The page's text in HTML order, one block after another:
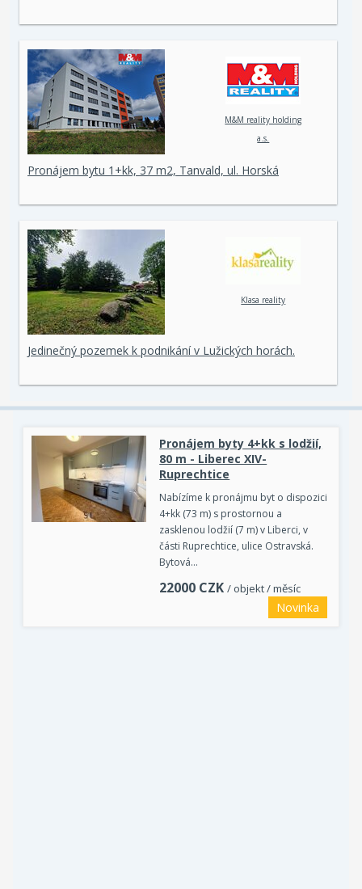
M&M reality holding
a.s.
Pronájem bytu 1+kk, 37 m2, Tanvald, ul. Horská
Klasa reality
Jedinečný pozemek k podnikání v Lužických horách.
Pronájem byty 4+kk s lodžií,
80 m - Liberec XIV-
Ruprechtice
Nabízíme k pronájmu byt o dispozici
4+kk (73 m) s prostornou a
zasklenou lodžií (7 m) v Liberci, v
části Ruprechtice, ulice Ostravská.
Bytová…
22000 CZK / objekt / měsíc
Novinka